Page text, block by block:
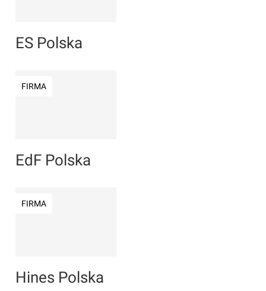
ES Polska
FIRMA
EdF Polska
FIRMA
Hines Polska